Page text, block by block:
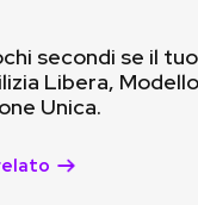
secondi se il
Libera,
Unica.